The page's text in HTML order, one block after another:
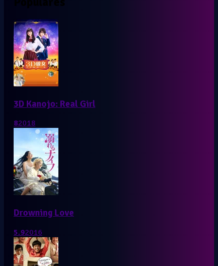
3D Kanojo: Real Girl
82018
Drowning Love
5.92016